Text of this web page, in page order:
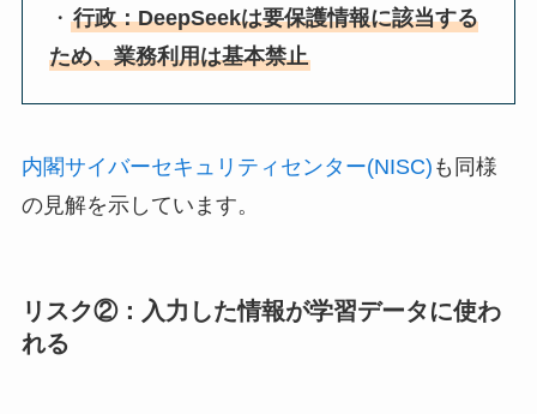
・行政：DeepSeekは要保護情報に該当する
ため、業務利用は基本禁止
内閣サイバーセキュリティセンター(NISC) も同様
の見解を示しています。
リスク②：入力した情報が学習データに使わ
れる